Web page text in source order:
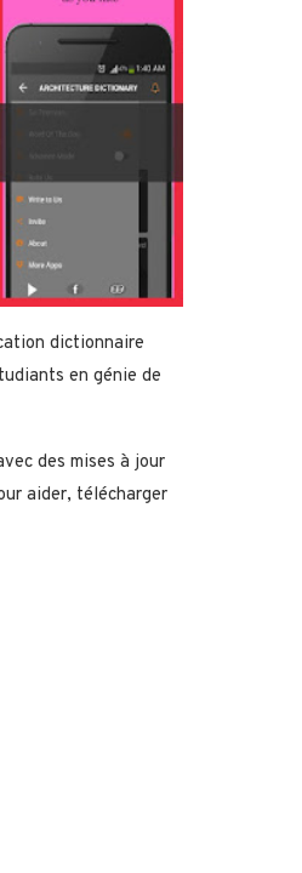
dictionnaire
en génie de
des mises à jour
aider, télécharger